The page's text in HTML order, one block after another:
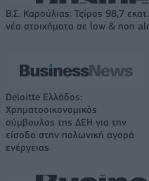
Β.Σ. Καρούλιας: Τζίρος 98,7
νέα στοιχήματα σε low & non
Deloitte Ελλάδος:
Χρηματοοικονομικός
σύμβουλος της ΔΕΗ για την
είσοδο στην πολωνική αγορά
ενέργειας